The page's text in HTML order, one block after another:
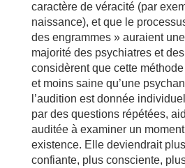
caractère de véracité (par
naissance), et que le
des engrammes » auraient
majorité des psychiatres et
considèrent que cette
et moins saine qu’une
l’audition est donnée
par des questions répétées,
auditée à examiner un
existence. Elle deviendrait
confiante, plus consciente,